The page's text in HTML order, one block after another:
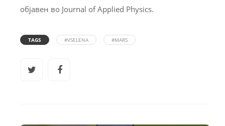
објавен во Journal of Applied Physics.
TAGS #VSELENA #MARS